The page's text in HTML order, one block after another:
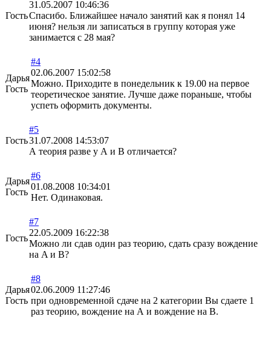
Гость
31.05.2007 10:46:36
Спасибо. Ближайшее начало занятий как я понял 14
июня? нельзя ли записаться в группу которая уже
занимается с 28 мая?
Дарья
Гость
#4
02.06.2007 15:02:58
Можно. Приходите в понедельник к 19.00 на первое
теоретическое занятие. Лучше даже пораньше, чтобы
успеть оформить документы.
Гость
#5
31.07.2008 14:53:07
А теория разве у А и В отличается?
Дарья
Гость
#6
01.08.2008 10:34:01
Нет. Одинаковая.
Гость
#7
22.05.2009 16:22:38
Можно ли сдав один раз теорию, сдать сразу вождение
на A и B?
Дарья
Гость
#8
02.06.2009 11:27:46
при одновременной сдаче на 2 категории Вы сдаете 1
раз теорию, вождение на А и вождение на В.